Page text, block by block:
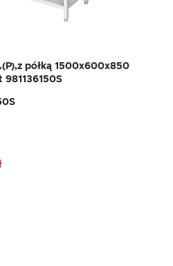
półką 1500x600x850
981136150S